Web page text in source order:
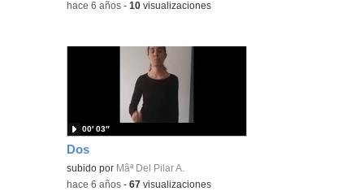
-hace 6 años -10 visualizaciones
Dos
subido por Mâª Del Pilar A.
00′ 03″
-hace 6 años -67 visualizaciones